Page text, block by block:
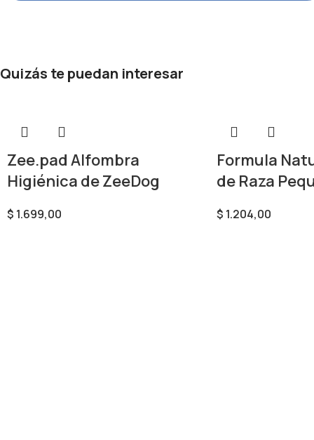
Quizás te puedan interesar
Zee.pad Alfombra
Higiénica de ZeeDog
$ 1.699,00
Formula
de Raza
$ 1.204,00